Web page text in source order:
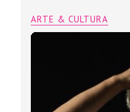
ARTE & CULTURA